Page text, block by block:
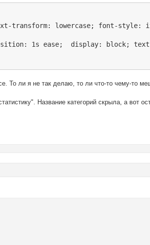
lowercase; font-style:
1s ease;  display: block;
То ли я не так делаю, то ли что-то чему-то
Название категорий скрыла, а вот